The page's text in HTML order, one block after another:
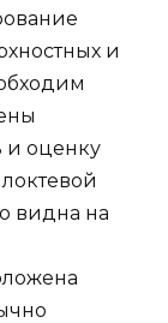
и
и оценку
видна на